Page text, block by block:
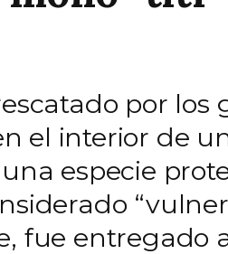
por
el interior de
especie
fue entregado